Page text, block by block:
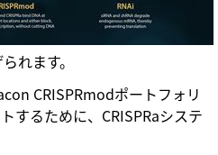
れます。
CRISPRmodポートフォリ
するために、CRISPRaシステ